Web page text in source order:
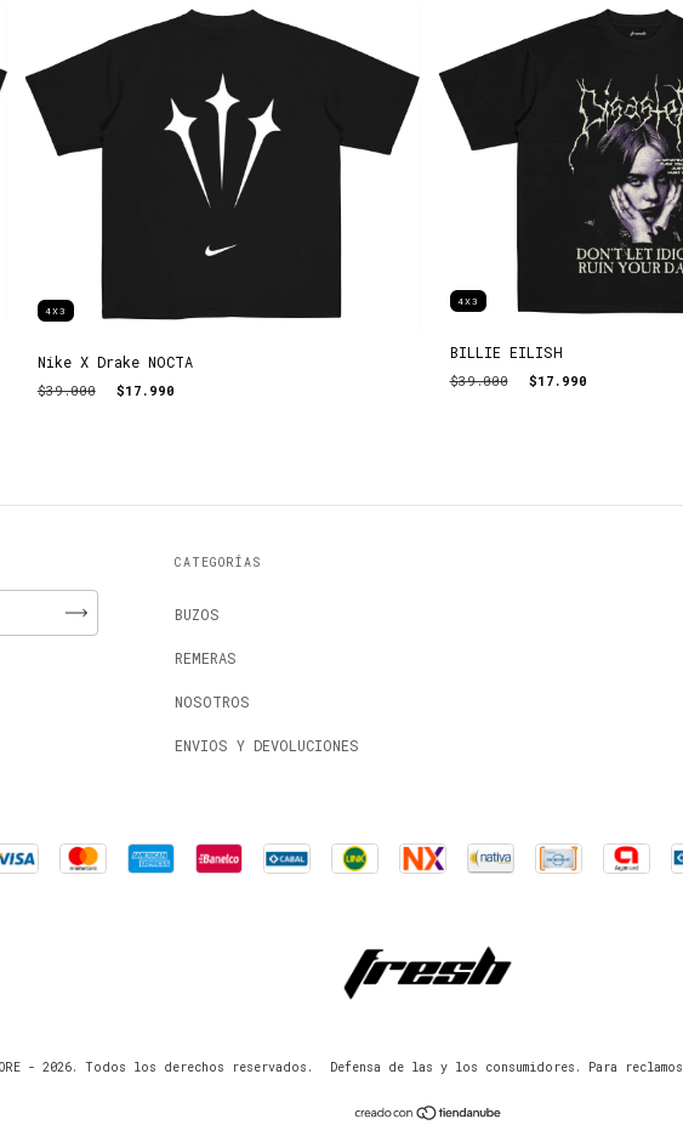
4X3
Nike X Drake NOCTA
$39.000 $17.990
4X3
BILLIE EILISH
$39.000 $17.990
CATEGORÍAS
BUZOS
REMERAS
NOSOTROS
ENVIOS Y DEVOLUCIONES
- 2026. Todos los derechos reservados. Defensa de las y los consumidores. Para reclamos